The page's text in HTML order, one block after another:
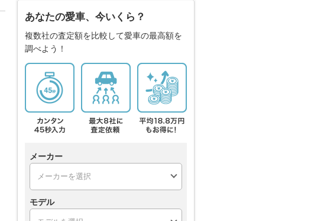
あなたの愛車、今いくら？
複数社の査定額を比較して愛車の最高額を
調べよう！
メーカー
モデル